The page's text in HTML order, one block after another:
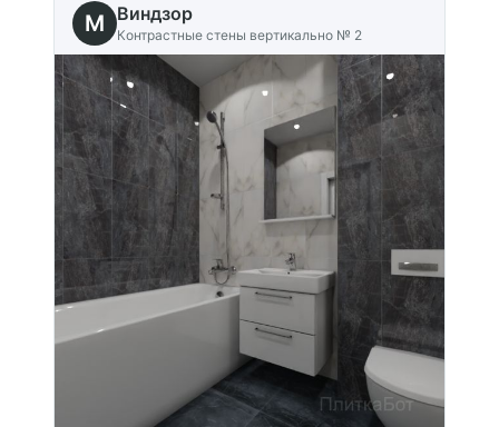
M Виндзор
Контрастные стены вертикально № 2